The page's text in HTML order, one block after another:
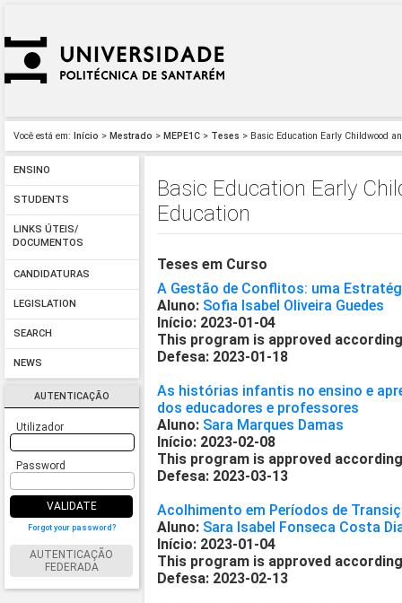
Você está em: Início > Mestrado > MEPE1C > Teses > Basic Education Early Childwood
ENSINO
STUDENTS
LINKS ÚTEIS/
DOCUMENTOS
CANDIDATURAS
LEGISLATION
SEARCH
NEWS
AUTENTICAÇÃO
Utilizador
Password
VALIDATE
Forgot your password?
AUTENTICAÇÃO
FEDERADA
Basic Education Early
Education
Teses em Curso
A Gestão de Conflitos: uma
Aluno: Sofia Isabel Oliveira Guedes
Início: 2023-01-04
This program is approved
Defesa: 2023-01-18
As histórias infantis no ensino e
dos educadores e professores
Aluno: Sara Marques Damas
Início: 2023-02-08
This program is approved
Defesa: 2023-03-13
Acolhimento em Períodos de
Aluno: Sara Isabel Fonseca Costa
Início: 2023-01-04
This program is approved
Defesa: 2023-02-13